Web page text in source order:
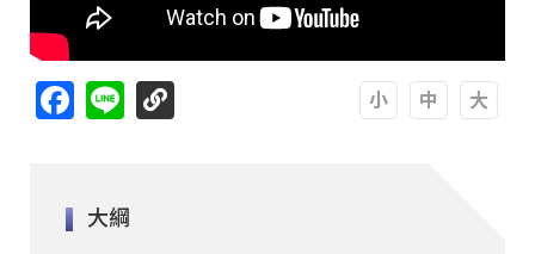
Facebook
Line
大綱